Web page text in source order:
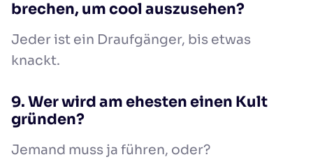
brechen, um cool auszusehen?
Jeder ist ein Draufgänger, bis etwas
knackt.
9. Wer wird am ehesten einen Kult
gründen?
Jemand muss ja führen, oder?